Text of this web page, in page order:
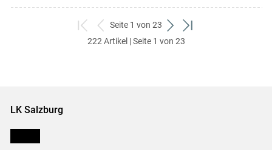
zum
ersten
zurück
zum
Seite 1 von 23
weiter
zum
zum
222 Artikel | Seite 1 von 23
LK Salzburg